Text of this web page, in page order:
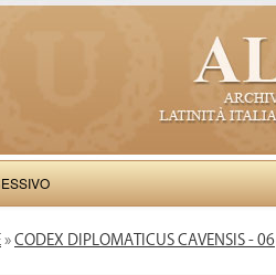
» CODEX DIPLOMATICUS CAVENSIS - 06